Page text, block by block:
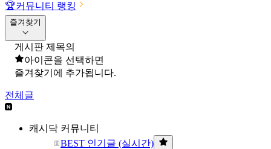
🏆커뮤니티 랭킹
즐겨찾기
게시판 제목의
아이콘을 선택하면
즐겨찾기에 추가됩니다.
전체글
캐시닥 커뮤니티
BEST 인기글 (실시간)